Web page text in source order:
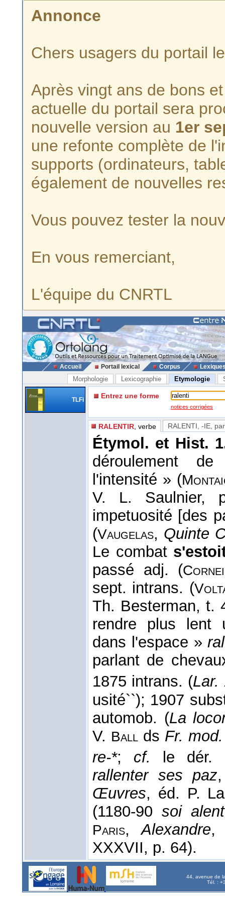
Annonce
Chers usagers du portail
Après vingt ans de bons
actuelle du portail sera
nouvelle version au 1er
une refonte complète de
supports (ordinateurs,
également de nouvelles
Vous pouvez tester la
En vous remerciant,
L'équipe du CNRTL
Accueil Portail lexical Corpus
Morphologie Lexicographie Etymologie
TLFi Entrez une forme
notices corrigées
RALENTIR , verbe RALENTI, -IE,
Étymol. et Hist.
déroulement
l'intensité » (
V. L.
impetuosité [des
(Vaugelas, Quinte
Le combat
passé adj. (
sept. intrans. (
Th. Besterman, t.
rendre plus lent
dans l'espace »
parlant de
1875 intrans. (Lar.
usité``); 1907
automob. (La
V. Ball ds Fr. mod.
re-*; cf.
le dér.
rallenter ses paz
Œuvres, éd. P.
(1180-90 soi
Paris,Alexandre,
XXXVII, p. 64).
44, avenue de
Tél. :